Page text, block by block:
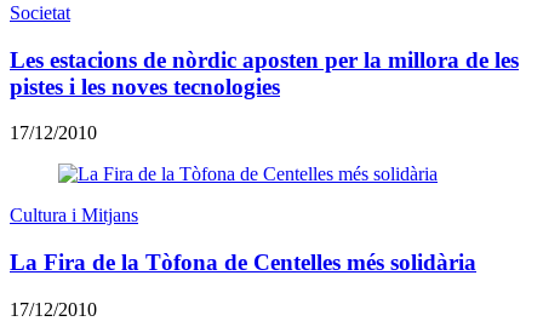
Societat
Les estacions de nòrdic aposten per la millora de les
pistes i les noves tecnologies
17/12/2010
Cultura i Mitjans
La Fira de la Tòfona de Centelles més solidària
17/12/2010